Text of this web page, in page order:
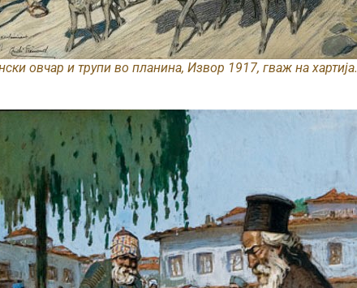
овчар и трупи во планина, Извор 1917, гваж на хартија.